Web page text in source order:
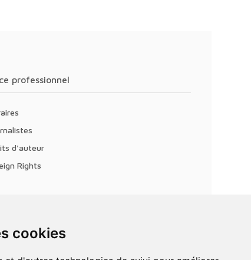
cookies
professionnel
d'auteur
Rights